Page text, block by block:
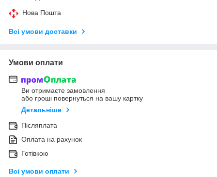
Нова Пошта
Всі умови доставки
Умови оплати
Ви отримаєте замовлення
або гроші повернуться на вашу картку
Детальніше
Післяплата
Оплата на рахунок
Готівкою
Всі умови оплати